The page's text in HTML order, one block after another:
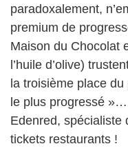
paradoxalement,
premium de
Maison du Chocolat
l’huile d’olive)
la troisième place
le plus progressé
Edenred, spécialiste
tickets restaurants !